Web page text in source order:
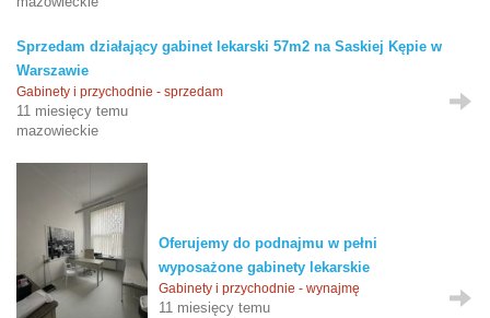
Sprzedam działający gabinet lekarski 57m2 na Saskiej Kępie w
Warszawie
Gabinety i przychodnie - sprzedam
11 miesięcy temu
mazowieckie
Oferujemy do podnajmu w pełni
wyposażone gabinety lekarskie
Gabinety i przychodnie - wynajmę
11 miesięcy temu